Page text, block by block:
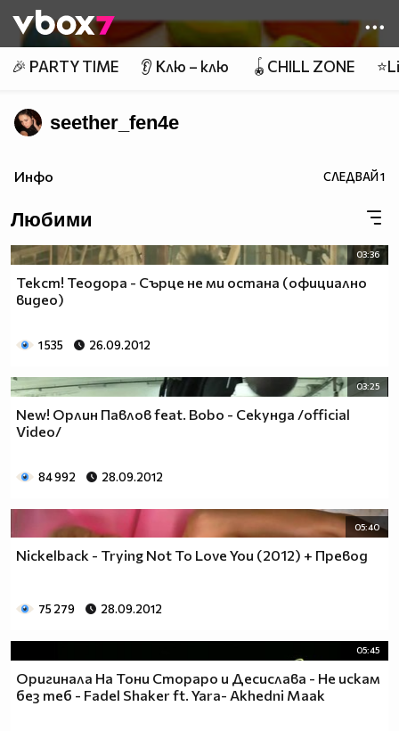
👾
🎉 PARTY TIME 👂 Клю – клю 🪀CHILL ZONE
seether_fen4e
Инфо СЛЕДВАЙ1
Любими
03:36
Текст! Теодора - Сърце не ми остана (официално
видео)
1 535 26.09.2012
03:25
New! Орлин Павлов feat. Bobo - Секунда /official
Video/
84 992 28.09.2012
05:40
Nickelback - Trying Not To Love You (2012) + Превод
75 279 28.09.2012
05:45
Оригинала На Тони Стораро и Десислава - Не искам
без теб - Fadel Shaker ft. Yara- Akhedni Maak